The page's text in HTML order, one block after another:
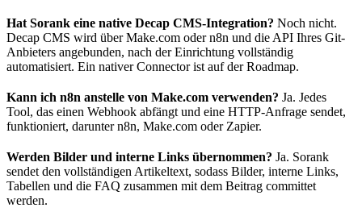
Hat Sorank eine native Decap CMS-Integration? Noch nicht.
Decap CMS wird über Make.com oder n8n und die API Ihres Git-
Anbieters angebunden, nach der Einrichtung vollständig
automatisiert. Ein nativer Connector ist auf der Roadmap.
Kann ich n8n anstelle von Make.com verwenden? Ja. Jedes
Tool, das einen Webhook abfängt und eine HTTP-Anfrage sendet,
funktioniert, darunter n8n, Make.com oder Zapier.
Werden Bilder und interne Links übernommen? Ja. Sorank
sendet den vollständigen Artikeltext, sodass Bilder, interne Links,
Tabellen und die FAQ zusammen mit dem Beitrag committet
werden.